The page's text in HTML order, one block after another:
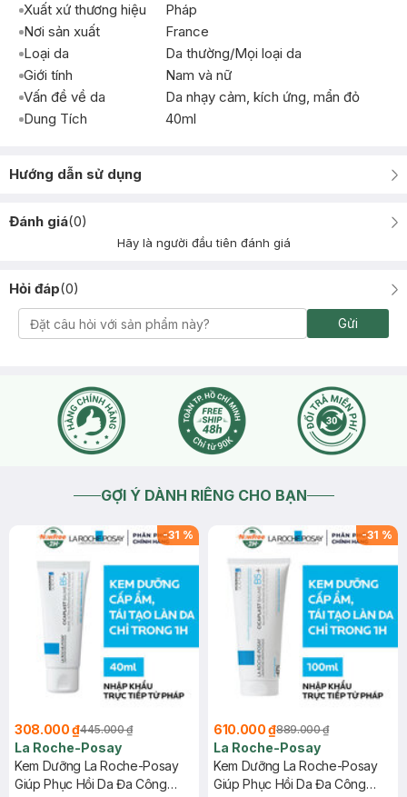
Xuất xứ thương hiệu
Pháp
Nơi sản xuất
France
Loại da
Da thường/Mọi loại da
Giới tính
Nam và nữ
Vấn đề về da
Da nhạy cảm, kích ứng, mẩn đỏ
Dung Tích
40ml
Hướng dẫn sử dụng
Đánh giá(0)
Hãy là người đầu tiên đánh giá
Hỏi đáp(0)
Gửi
GỢI Ý DÀNH RIÊNG CHO BẠN
-31 %
308.000 ₫445.000 ₫
La Roche-Posay
Kem Dưỡng La Roche-Posay
Giúp Phục Hồi Da Đa Công
-31 %
610.000 ₫889.000 ₫
La Roche-Posay
Kem Dưỡng La Roche-Posay
Giúp Phục Hồi Da Đa Công